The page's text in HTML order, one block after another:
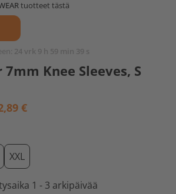
tuotteet tästä
24 vrk 9 h 59 min 39 s
Knee Sleeves, S
€
XXL
1 - 3 arkipäivää